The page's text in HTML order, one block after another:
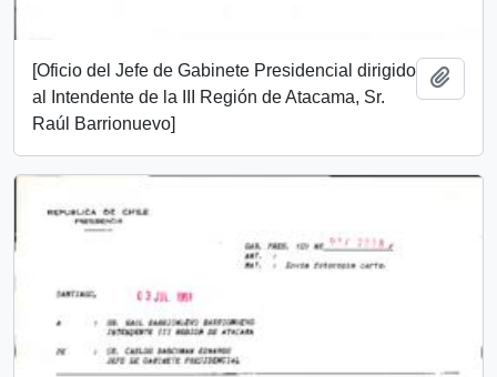
[Oficio del Jefe de Gabinete Presidencial dirigido
al Intendente de la III Región de Atacama, Sr.
Raúl Barrionuevo]